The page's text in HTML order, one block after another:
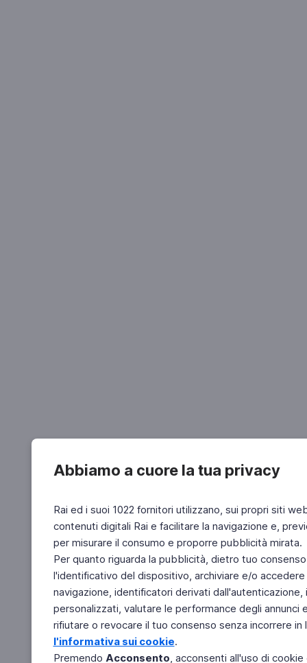
Abbiamo a cuore la tua privacy
Rai ed i suoi 1022 fornitori utilizzano, sui propri siti
contenuti digitali Rai e facilitare la navigazione e,
per misurare il consumo e proporre pubblicità mirata.
Per quanto riguarda la pubblicità, dietro tuo
l'identificativo del dispositivo, archiviare e/o
navigazione, identificatori derivati
personalizzati, valutare le performance degli
rifiutare o revocare il tuo consenso senza incorrere
l'informativa sui cookie.
Premendo Acconsento, acconsenti all'uso di